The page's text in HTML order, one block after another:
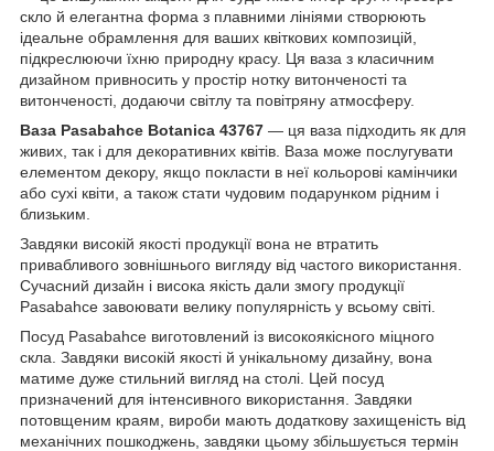
скло й елегантна форма з плавними лініями створюють
ідеальне обрамлення для ваших квіткових композицій,
підкреслюючи їхню природну красу. Ця ваза з класичним
дизайном привносить у простір нотку витонченості та
витонченості, додаючи світлу та повітряну атмосферу.
Ваза Pasabahce Botanica 43767 — ця ваза підходить як для
живих, так і для декоративних квітів. Ваза може послугувати
елементом декору, якщо покласти в неї кольорові камінчики
або сухі квіти, а також стати чудовим подарунком рідним і
близьким.
Завдяки високій якості продукції вона не втратить
привабливого зовнішнього вигляду від частого використання.
Сучасний дизайн і висока якість дали змогу продукції
Pasabahce завоювати велику популярність у всьому світі.
Посуд Pasabahce виготовлений із високоякісного міцного
скла. Завдяки високій якості й унікальному дизайну, вона
матиме дуже стильний вигляд на столі. Цей посуд
призначений для інтенсивного використання. Завдяки
потовщеним краям, вироби мають додаткову захищеність від
механічних пошкоджень, завдяки цьому збільшується термін